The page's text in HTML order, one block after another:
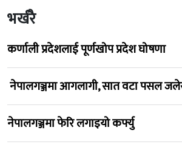
भर्खरै
कर्णाली प्रदेशलाई पूर्णखोप प्रदेश घोषणा
नेपालगञ्जमा आगलागी, सात वटा पसल
नेपालगञ्जमा फेरि लगाइयो कर्फ्यु